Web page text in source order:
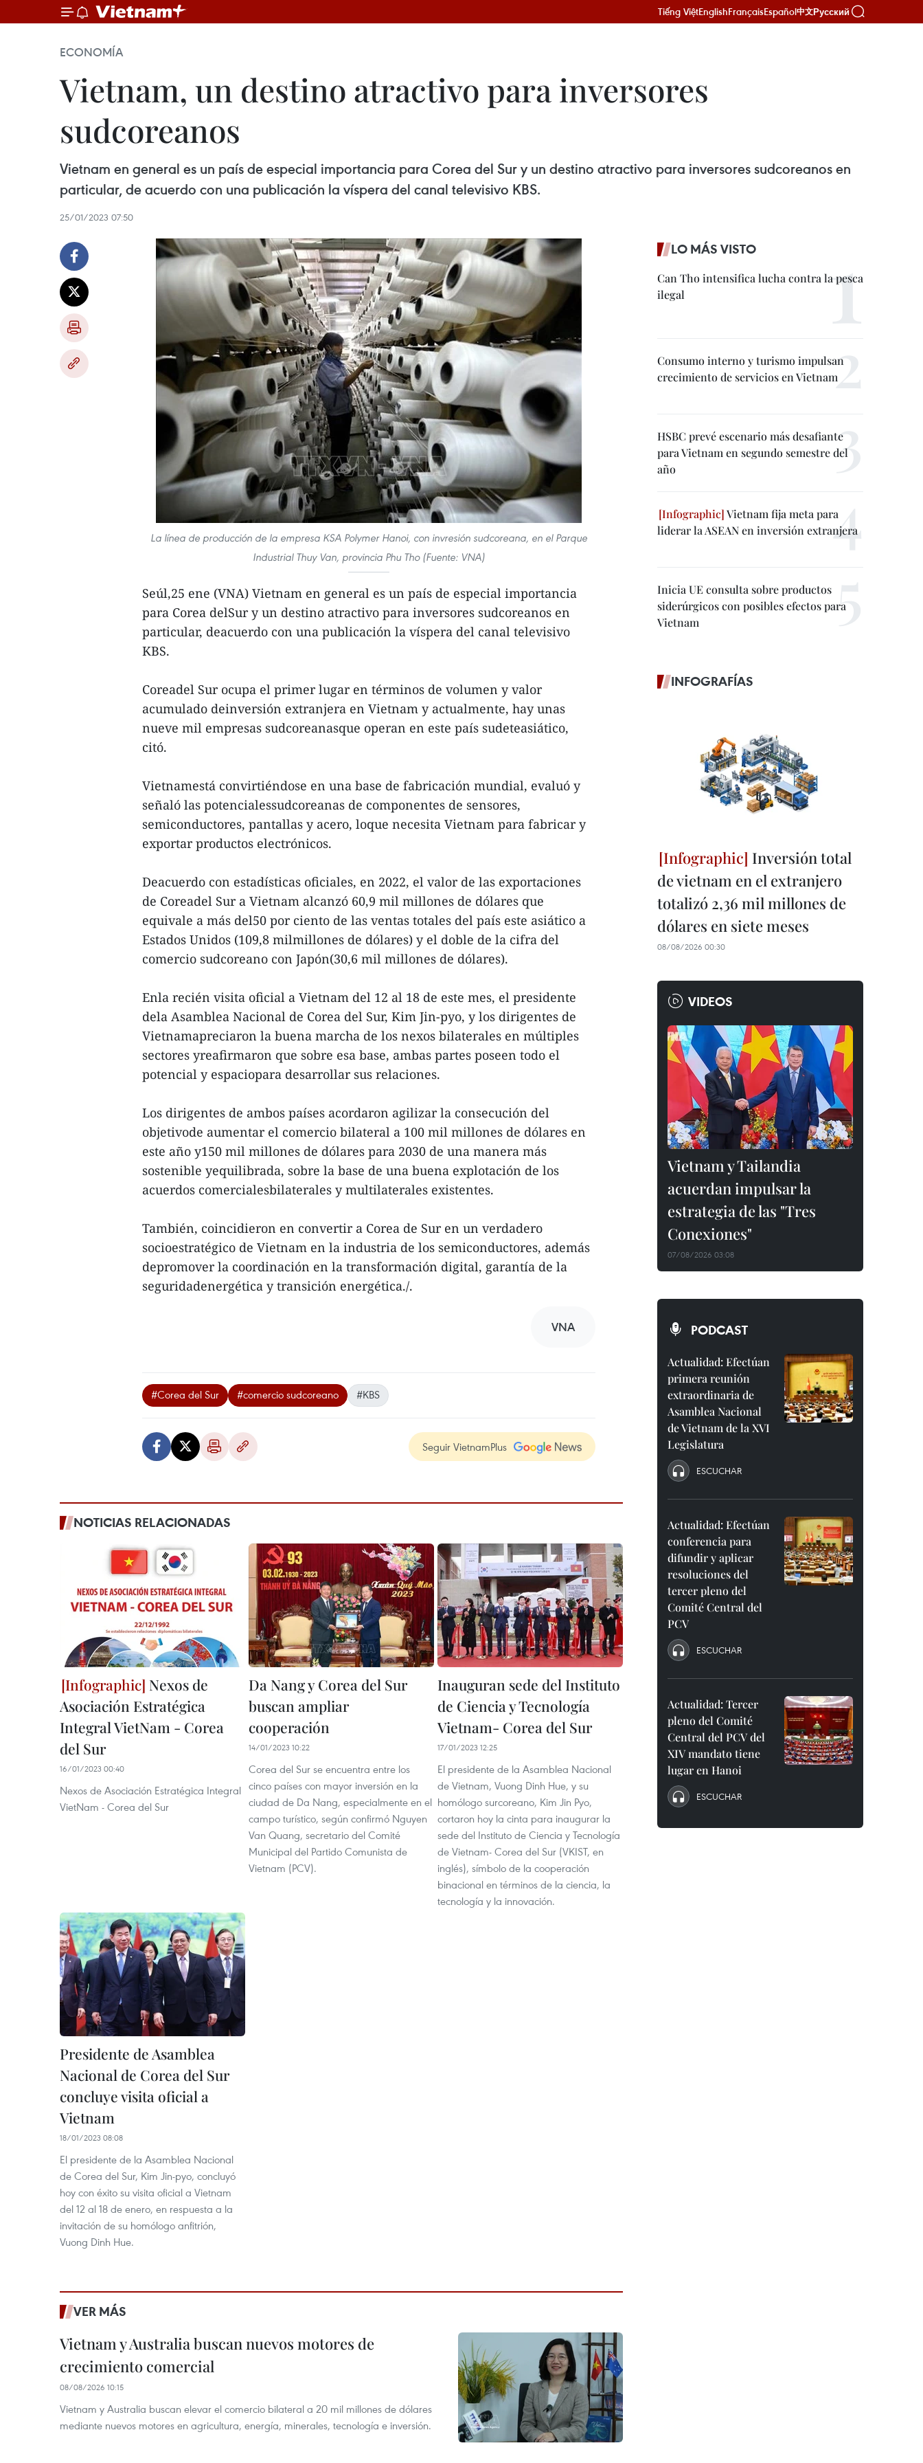
Tiếng ViệtEnglishFrançaisEspañol中文Русский
ECONOMÍA
Vietnam, un destino atractivo para inversores
sudcoreanos
Vietnam en general es un país de especial importancia para Corea del Sur y un destino atractivo para inversores sudcoreanos en
particular, de acuerdo con una publicación la víspera del canal televisivo KBS.
25/01/2023 07:50
La línea de producción de la empresa KSA Polymer Hanoi, con invresión sudcoreana, en el Parque
Industrial Thuy Van, provincia Phu Tho (Fuente: VNA)
Seúl,25 ene (VNA) Vietnam en general es un país de especial importancia
para Corea delSur y un destino atractivo para inversores sudcoreanos en
particular, deacuerdo con una publicación la víspera del canal televisivo
KBS.
Coreadel Sur ocupa el primer lugar en términos de volumen y valor
acumulado deinversión extranjera en Vietnam y actualmente, hay unas
nueve mil empresas sudcoreanasque operan en este país sudeteasiático,
citó.
Vietnamestá convirtiéndose en una base de fabricación mundial, evaluó y
señaló las potencialessudcoreanas de componentes de sensores,
semiconductores, pantallas y acero, loque necesita Vietnam para fabricar y
exportar productos electrónicos.
Deacuerdo con estadísticas oficiales, en 2022, el valor de las exportaciones
de Coreadel Sur a Vietnam alcanzó 60,9 mil millones de dólares que
equivale a más del50 por ciento de las ventas totales del país este asiático a
Estados Unidos (109,8 milmillones de dólares) y el doble de la cifra del
comercio sudcoreano con Japón(30,6 mil millones de dólares).
Enla recién visita oficial a Vietnam del 12 al 18 de este mes, el presidente
dela Asamblea Nacional de Corea del Sur, Kim Jin-pyo, y los dirigentes de
Vietnamapreciaron la buena marcha de los nexos bilaterales en múltiples
sectores yreafirmaron que sobre esa base, ambas partes poseen todo el
potencial y espaciopara desarrollar sus relaciones.
Los dirigentes de ambos países acordaron agilizar la consecución del
objetivode aumentar el comercio bilateral a 100 mil millones de dólares en
este año y150 mil millones de dólares para 2030 de una manera más
sostenible yequilibrada, sobre la base de una buena explotación de los
acuerdos comercialesbilaterales y multilaterales existentes.
También, coincidieron en convertir a Corea de Sur en un verdadero
socioestratégico de Vietnam en la industria de los semiconductores, además
depromover la coordinación en la transformación digital, garantía de la
seguridadenergética y transición energética./.
VNA
#Corea del Sur #comercio sudcoreano #KBS
Seguir VietnamPlus
NOTICIAS RELACIONADAS
Nexos de
Asociación Estratégica
Integral VietNam - Corea
del Sur
16/01/2023 00:40
Nexos de Asociación Estratégica Integral
VietNam - Corea del Sur
Da Nang y Corea del Sur
buscan ampliar
cooperación
14/01/2023 10:22
Corea del Sur se encuentra entre los
cinco países con mayor inversión en la
ciudad de Da Nang, especialmente en el
campo turístico, según confirmó Nguyen
Van Quang, secretario del Comité
Municipal del Partido Comunista de
Vietnam (PCV).
Inauguran sede del Instituto
de Ciencia y Tecnología
Vietnam- Corea del Sur
17/01/2023 12:25
El presidente de la Asamblea Nacional
de Vietnam, Vuong Dinh Hue, y su
homólogo surcoreano, Kim Jin Pyo,
cortaron hoy la cinta para inaugurar la
sede del Instituto de Ciencia y Tecnología
de Vietnam- Corea del Sur (VKIST, en
inglés), símbolo de la cooperación
binacional en términos de la ciencia, la
tecnología y la innovación.
Presidente de Asamblea
Nacional de Corea del Sur
concluye visita oficial a
Vietnam
18/01/2023 08:08
El presidente de la Asamblea Nacional
de Corea del Sur, Kim Jin-pyo, concluyó
hoy con éxito su visita oficial a Vietnam
del 12 al 18 de enero, en respuesta a la
invitación de su homólogo anfitrión,
Vuong Dinh Hue.
VER MÁS
Vietnam y Australia buscan nuevos motores de
crecimiento comercial
08/08/2026 10:15
Vietnam y Australia buscan elevar el comercio bilateral a 20 mil millones de dólares
mediante nuevos motores en agricultura, energía, minerales, tecnología e inversión.
LO MÁS VISTO
Can Tho intensifica lucha contra la pesca
ilegal
Consumo interno y turismo impulsan
crecimiento de servicios en Vietnam
HSBC prevé escenario más desafiante
para Vietnam en segundo semestre del
año
Vietnam fija meta para
liderar la ASEAN en inversión extranjera
Inicia UE consulta sobre productos
siderúrgicos con posibles efectos para
Vietnam
INFOGRAFÍAS
Inversión total
de vietnam en el extranjero
totalizó 2,36 mil millones de
dólares en siete meses
08/08/2026 00:30
VIDEOS
Vietnam y Tailandia
acuerdan impulsar la
estrategia de las "Tres
Conexiones"
07/08/2026 03:08
PODCAST
Actualidad: Efectúan
primera reunión
extraordinaria de
Asamblea Nacional
de Vietnam de la XVI
Legislatura
ESCUCHAR
Actualidad: Efectúan
conferencia para
difundir y aplicar
resoluciones del
tercer pleno del
Comité Central del
PCV
ESCUCHAR
Actualidad: Tercer
pleno del Comité
Central del PCV del
XIV mandato tiene
lugar en Hanoi
ESCUCHAR